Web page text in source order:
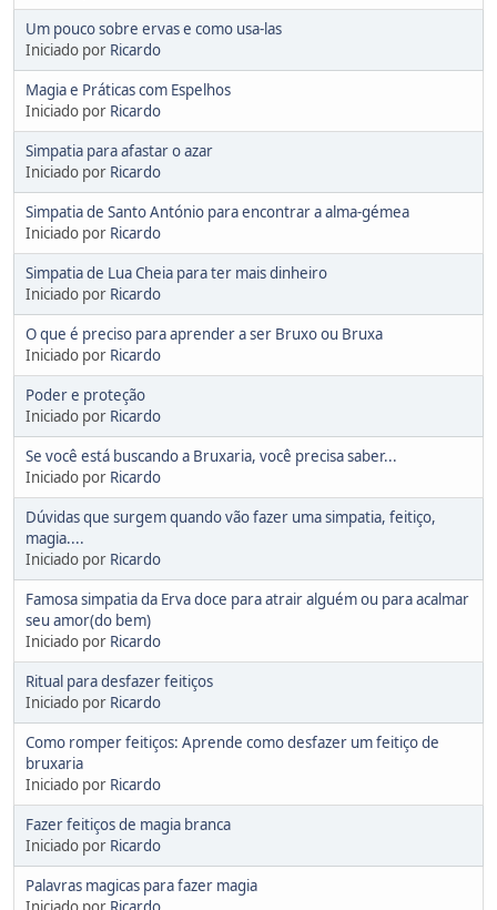
Um pouco sobre ervas e como usa-las
Iniciado por Ricardo
Magia e Práticas com Espelhos
Iniciado por Ricardo
Simpatia para afastar o azar
Iniciado por Ricardo
Simpatia de Santo António para encontrar a alma-gémea
Iniciado por Ricardo
Simpatia de Lua Cheia para ter mais dinheiro
Iniciado por Ricardo
O que é preciso para aprender a ser Bruxo ou Bruxa
Iniciado por Ricardo
Poder e proteção
Iniciado por Ricardo
Se você está buscando a Bruxaria, você precisa saber...
Iniciado por Ricardo
Dúvidas que surgem quando vão fazer uma simpatia, feitiço,
magia....
Iniciado por Ricardo
Famosa simpatia da Erva doce para atrair alguém ou para acalmar
seu amor(do bem)
Iniciado por Ricardo
Ritual para desfazer feitiços
Iniciado por Ricardo
Como romper feitiços: Aprende como desfazer um feitiço de
bruxaria
Iniciado por Ricardo
Fazer feitiços de magia branca
Iniciado por Ricardo
Palavras magicas para fazer magia